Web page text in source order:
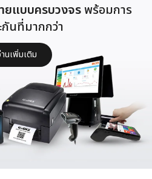
ยแบบครบวงจรพร้อมการ
นที่มากกว่า
นเพิ่มเติม